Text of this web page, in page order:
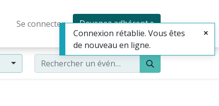
Se connecter Devenez adhérent·e
Connexion rétablie. Vous êtes
de nouveau en ligne.